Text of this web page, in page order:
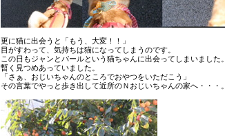
更に猫に出会うと「もう、大変！！」
目がすわって、気持ちは猫になってしまうのです。
この日もジャンとパールという猫ちゃんに出会ってしまいました。
暫く見つめあっていました。
「さぁ、おじいちゃんのところでおやつをいただこう」
その言葉でやっと歩き出して近所のＮおじいちゃんの家へ・・・。